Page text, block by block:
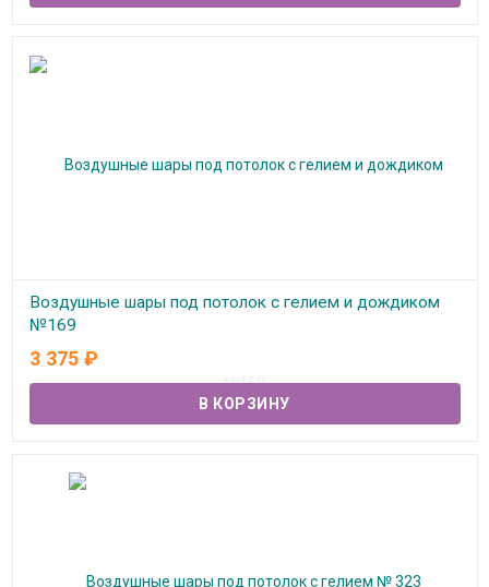
Воздушные шары под потолок с гелием и дождиком
№169
В наличии
3 375 ₽